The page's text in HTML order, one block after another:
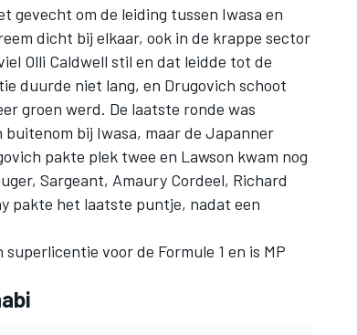
gevecht om de leiding tussen Iwasa en
dicht bij elkaar, ook in de krappe sector
Olli Caldwell stil en dat leidde tot de
duurde niet lang, en Drugovich schoot
groen werd. De laatste ronde was
bij Iwasa, maar de Japanner
pakte plek twee en Lawson kwam nog
Sargeant, Amaury Cordeel, Richard
pakte het laatste puntje, nadat een
superlicentie voor de Formule 1 en is MP